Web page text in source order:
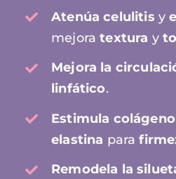
Atenúa celulitis y
mejoratextura y
Mejora la
linfático.
Estimula
elastina para
Remodela la